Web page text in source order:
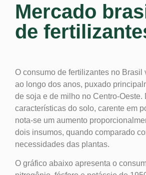
Mercado
de
O consumo de fertilizantes no Brasil
ao longo dos anos, puxado
de soja e de milho no Centro-Oeste.
características do solo, carente em
nota-se um aumento
dois insumos, quando comparado
necessidades das plantas.
O gráfico abaixo apresenta o